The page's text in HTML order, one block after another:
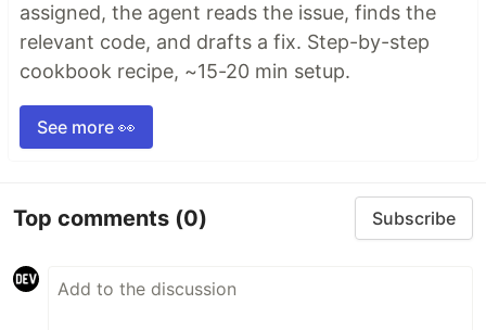
assigned, the agent reads the issue, finds the
relevant code, and drafts a fix. Step-by-step
cookbook recipe, ~15-20 min setup.
See more 👀
Top comments (0) Subscribe